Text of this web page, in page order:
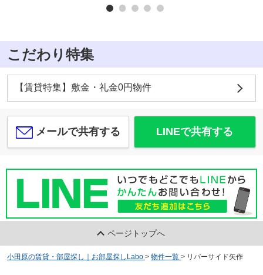
こだわり特集
【賃貸特集】敷金・礼金0円物件
メールで共有する LINEで共有する
ページトップへ
小田原の賃貸・部屋探し｜お部屋探しLabo > 物件一覧 > リバーサイド矢作